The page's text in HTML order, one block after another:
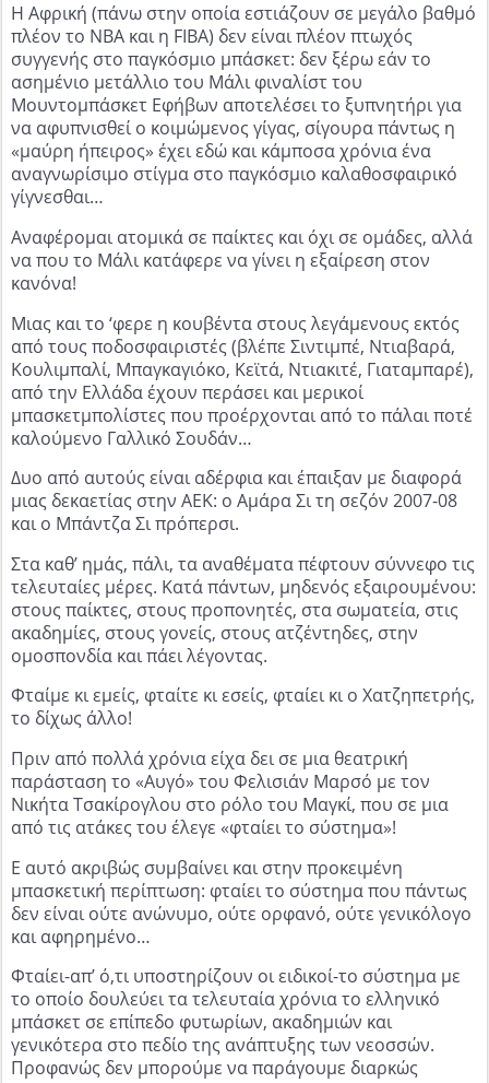
Η Αφρική (πάνω στην οποία εστιάζουν σε μεγάλο βαθμό
πλέον το ΝΒΑ και η FIBA) δεν είναι πλέον πτωχός
συγγενής στο παγκόσμιο μπάσκετ: δεν ξέρω εάν το
ασημένιο μετάλλιο του Μάλι φιναλίστ του
Μουντομπάσκετ Εφήβων αποτελέσει το ξυπνητήρι για
να αφυπνισθεί ο κοιμώμενος γίγας, σίγουρα πάντως η
«μαύρη ήπειρος» έχει εδώ και κάμποσα χρόνια ένα
αναγνωρίσιμο στίγμα στο παγκόσμιο καλαθοσφαιρικό
γίγνεσθαι…
Αναφέρομαι ατομικά σε παίκτες και όχι σε ομάδες, αλλά
να που το Μάλι κατάφερε να γίνει η εξαίρεση στον
κανόνα!
Μιας και το ‘φερε η κουβέντα στους λεγάμενους εκτός
από τους ποδοσφαιριστές (βλέπε Σιντιμπέ, Ντιαβαρά,
Κουλιμπαλί, Μπαγκαγιόκο, Κεϊτά, Ντιακιτέ, Γιαταμπαρέ),
από την Ελλάδα έχουν περάσει και μερικοί
μπασκετμπολίστες που προέρχονται από το πάλαι ποτέ
καλούμενο Γαλλικό Σουδάν…
Δυο από αυτούς είναι αδέρφια και έπαιξαν με διαφορά
μιας δεκαετίας στην ΑΕΚ: ο Αμάρα Σι τη σεζόν 2007-08
και ο Μπάντζα Σι πρόπερσι.
Στα καθ’ ημάς, πάλι, τα αναθέματα πέφτουν σύννεφο τις
τελευταίες μέρες. Κατά πάντων, μηδενός εξαιρουμένου:
στους παίκτες, στους προπονητές, στα σωματεία, στις
ακαδημίες, στους γονείς, στους ατζέντηδες, στην
ομοσπονδία και πάει λέγοντας.
Φταίμε κι εμείς, φταίτε κι εσείς, φταίει κι ο Χατζηπετρής,
το δίχως άλλο!
Πριν από πολλά χρόνια είχα δει σε μια θεατρική
παράσταση το «Αυγό» του Φελισιάν Μαρσό με τον
Νικήτα Τσακίρογλου στο ρόλο του Μαγκί, που σε μια
από τις ατάκες του έλεγε «φταίει το σύστημα»!
Ε αυτό ακριβώς συμβαίνει και στην προκειμένη
μπασκετική περίπτωση: φταίει το σύστημα που πάντως
δεν είναι ούτε ανώνυμο, ούτε ορφανό, ούτε γενικόλογο
και αφηρημένο…
Φταίει-απ’ ό,τι υποστηρίζουν οι ειδικοί-το σύστημα με
το οποίο δουλεύει τα τελευταία χρόνια το ελληνικό
μπάσκετ σε επίπεδο φυτωρίων, ακαδημιών και
γενικότερα στο πεδίο της ανάπτυξης των νεοσσών.
Προφανώς δεν μπορούμε να παράγουμε διαρκώς